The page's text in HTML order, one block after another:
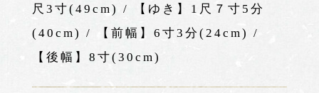
尺3寸(49cm) / 【ゆき】1尺７寸5分
(40cm) / 【前幅】6寸3分(24cm) /
【後幅】8寸(30cm)